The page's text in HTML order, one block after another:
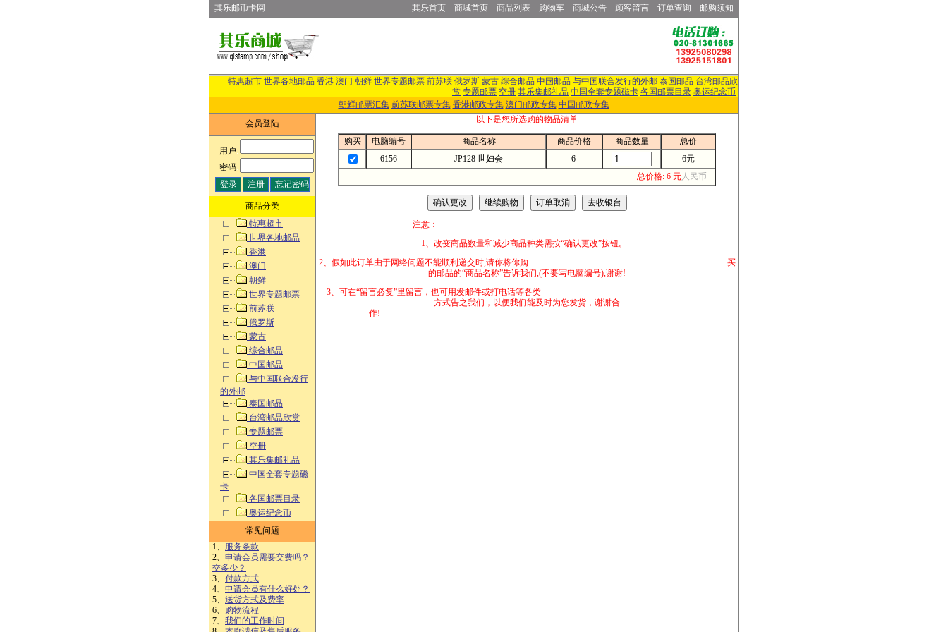
其乐邮币卡网 其乐首页 商城首页 商品列表 购物车 商城公告 顾客留言 订单查询 邮购须知
特惠超市 世界各地邮品 香港 澳门 朝鲜 世界专题邮票 前苏联 俄罗斯 蒙古 综合邮品 中国邮品 与中国联合发行的外邮 泰国邮品 台湾邮品欣
赏 专题邮票 空册 其乐集邮礼品 中国全套专题磁卡 各国邮票目录 奥运纪念币
朝鲜邮票汇集 前苏联邮票专集 香港邮政专集 澳门邮政专集 中国邮政专集
会员登陆
用户:
密码:
商品分类
特惠超市
世界各地邮品
香港
澳门
朝鲜
世界专题邮票
前苏联
俄罗斯
蒙古
综合邮品
中国邮品
与中国联合发行
的外邮
泰国邮品
台湾邮品欣赏
专题邮票
空册
其乐集邮礼品
中国全套专题磁
卡
各国邮票目录
奥运纪念币
常见问题
1、 服务条款
2、 申请会员需要交费吗？
交多少？
3、 付款方式
4、 申请会员有什么好处？
5、 送货方式及费率
6、 购物流程
7、 我们的工作时间
以下是您所选购的物品清单
购买 电脑编号 商品名称 商品价格 商品数量
总价
6156
JP128 世妇会 6
6元
总价格: 6 元人民币
注意：
1、改变商品数量和减少商品种类需按“确认更改”按钮。
2、假如此订单由于网络问题不能顺利递交时,请你将你购 买
的邮品的“商品名称”告诉我们,(不要写电脑编号),谢谢!
3、可在“留言必复”里留言，也可用发邮件或打电话等各类
方式告之我们，以便我们能及时为您发货，谢谢合
作!